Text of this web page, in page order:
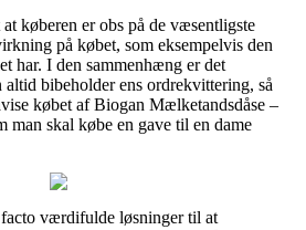
køberen er obs på de væsentligste
på købet, som eksempelvis den
har. I den sammenhæng er det
bibeholder ens ordrekvittering, så
købet af Biogan Mælketandsdåse –
man skal købe en gave til en dame
værdifulde løsninger til at